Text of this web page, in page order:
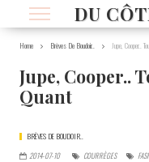
DU
Home Brèves De Boudoir.. Jupe, Cooper..
Jupe, Cooper..
Quant
BRÈVES DE BOUDOIR..
2014-07-10
COURRÈGES